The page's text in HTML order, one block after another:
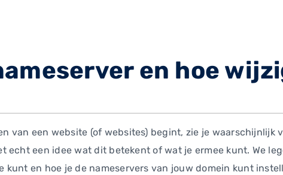
en hoe
van een website (of websites) begint, zie je waarschijnlijk
echt een idee wat dit betekent of wat je ermee kunt. We
kunt en hoe je de nameservers van jouw domein kunt